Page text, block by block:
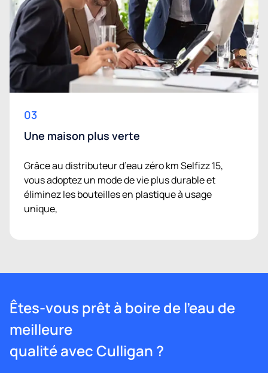
03
Une maison plus verte
Grâce au distributeur d’eau zéro km Selfizz 15,
vous adoptez un mode de vie plus durable et
éliminez les bouteilles en plastique à usage
unique,
Êtes-vous prêt à boire de l’eau de
meilleure
qualité avec Culligan ?